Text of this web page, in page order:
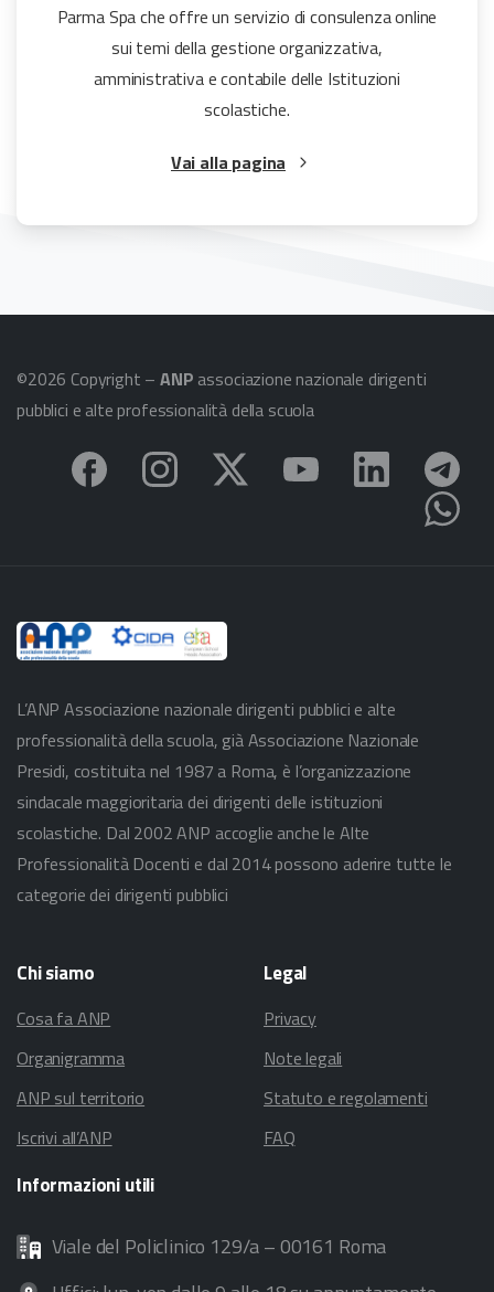
Parma Spa che offre un servizio di consulenza online
sui temi della gestione organizzativa,
amministrativa e contabile delle Istituzioni
scolastiche.
Vai alla pagina
©2026 Copyright –ANP associazione nazionale dirigenti
pubblici e alte professionalità della scuola
L’ANP Associazione nazionale dirigenti pubblici e alte
professionalità della scuola, già Associazione Nazionale
Presidi, costituita nel 1987 a Roma, è l’organizzazione
sindacale maggioritaria dei dirigenti delle istituzioni
scolastiche. Dal 2002 ANP accoglie anche le Alte
Professionalità Docenti e dal 2014 possono aderire tutte le
categorie dei dirigenti pubblici
Chisiamo
Cosa fa ANP
Organigramma
ANP sul territorio
Iscrivi all’ANP
Legal
Privacy
Note legali
Statuto e regolamenti
FAQ
Informazioniutili
Viale del Policlinico 129/a – 00161 Roma